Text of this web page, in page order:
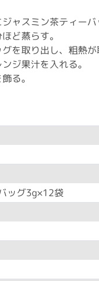
ャスミン茶ティー
ど蒸らす。
を取り出し、粗熱
ジ果汁を入れる。
る。
ッグ3g×12袋